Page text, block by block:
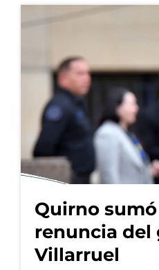
Quirno
renuncia del
Villarruel